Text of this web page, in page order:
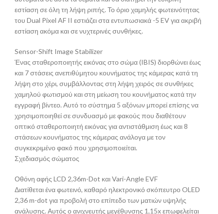
εστίαση σε όλη τη λήψη ριπής. Το όριο χαμηλής φωτεινότητας
του Dual Pixel AF II εστιάζει στα εντυπωσιακά -5 EV για ακριβή
εστίαση ακόμα και σε νυχτερινές συνθήκες.
Sensor-Shift Image Stabilizer
Ένας σταθεροποιητής εικόνας στο σώμα (IBIS) διορθώνει έως
και 7 στάσεις ανεπιθύμητου κουνήματος της κάμερας κατά τη
λήψη στο χέρι, συμβάλλοντας στη λήψη χειρός σε συνθήκες
χαμηλού φωτισμού και στη μείωση του κουνήματος κατά την
εγγραφή βίντεο. Αυτό το σύστημα 5 αξόνων μπορεί επίσης να
χρησιμοποιηθεί σε συνδυασμό με φακούς που διαθέτουν
οπτικό σταθεροποιητή εικόνας για αντιστάθμιση έως και 8
στάσεων κουνήματος της κάμερας ανάλογα με τον
συγκεκριμένο φακό που χρησιμοποιείται.
Σχεδιασμός σώματος
Οθόνη αφής LCD 2,36m-Dot και Vari-Angle EVF
Διατίθεται ένα φωτεινό, καθαρό ηλεκτρονικό σκόπευτρο OLED
2,36 m-dot για προβολή στο επίπεδο των ματιών υψηλής
ανάλυσης. Αυτός ο ανιχνευτής μεγέθυνσης 1,15x επωφελείται